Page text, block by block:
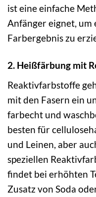
ist eine einfache
Anfänger eignet, um
Farbergebnis zu
2. Heißfärbung mit
Reaktivfarbstoffe
mit den Fasern ein
farbecht und
besten für
und Leinen, aber
speziellen
findet bei erhöhten
Zusatz von Soda